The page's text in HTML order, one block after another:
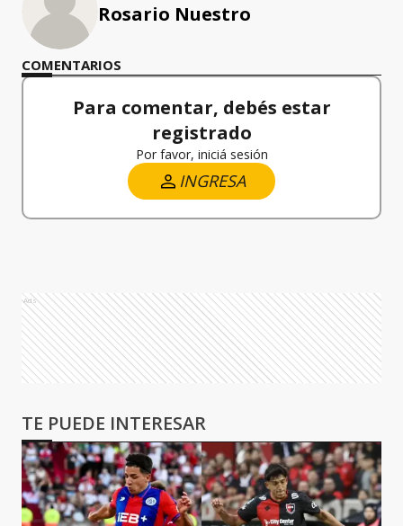
Rosario Nuestro
COMENTARIOS
Para comentar, debés estar
registrado
Por favor, iniciá sesión
INGRESA
Ads
TE PUEDE INTERESAR